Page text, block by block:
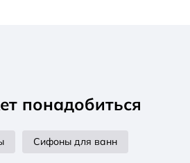
понадобиться
Сифоны для ванн